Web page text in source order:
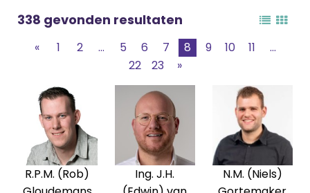
338 gevonden resultaten
« 1 2 ... 5 6 7 8 9 10 11
...
22
23 »
R.P.M. (Rob)
Ing. J.H.
N.M. (Niels)